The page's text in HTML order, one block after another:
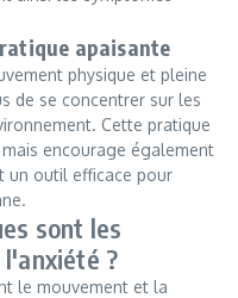
apaisante
physique et pleine
de se concentrer sur les
Cette pratique
encourage également
un outil efficace pour
sont les
?
le mouvement et la